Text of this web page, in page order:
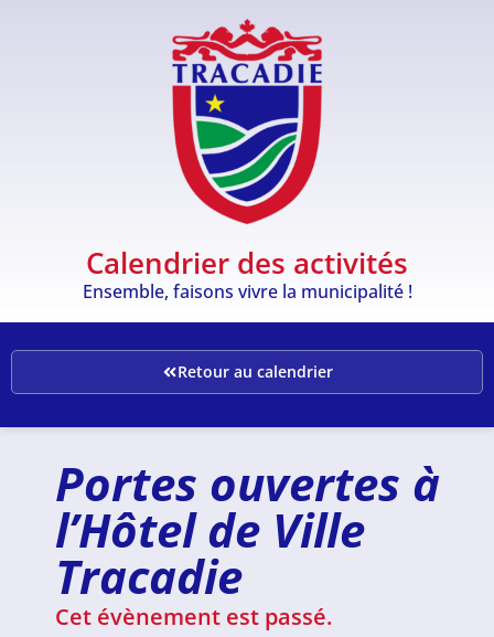
Calendrier des activités
Ensemble, faisons vivre la municipalité !
Retour au calendrier
Portes ouvertes à
l’Hôtel de Ville
Tracadie
Cet évènement est passé.